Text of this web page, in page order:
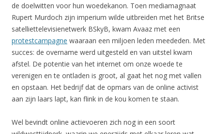
de doelwitten voor hun woedekanon. Toen mediamagnaat
Rupert Murdoch zijn imperium wilde uitbreiden met het Britse
satelliettelevisienetwerk BSkyB, kwam Avaaz met een
protestcampagne waaraan een miljoen leden meededen. Met
succes: de overname werd uitgesteld en van uitstel kwam
afstel. De potentie van het internet om onze woede te
verenigen en te ontladen is groot, al gaat het nog met vallen
en opstaan. Het bedrijf dat de opmars van de online activist
aan zijn laars lapt, kan flink in de kou komen te staan.
Wel bevindt online actievoeren zich nog in een soort